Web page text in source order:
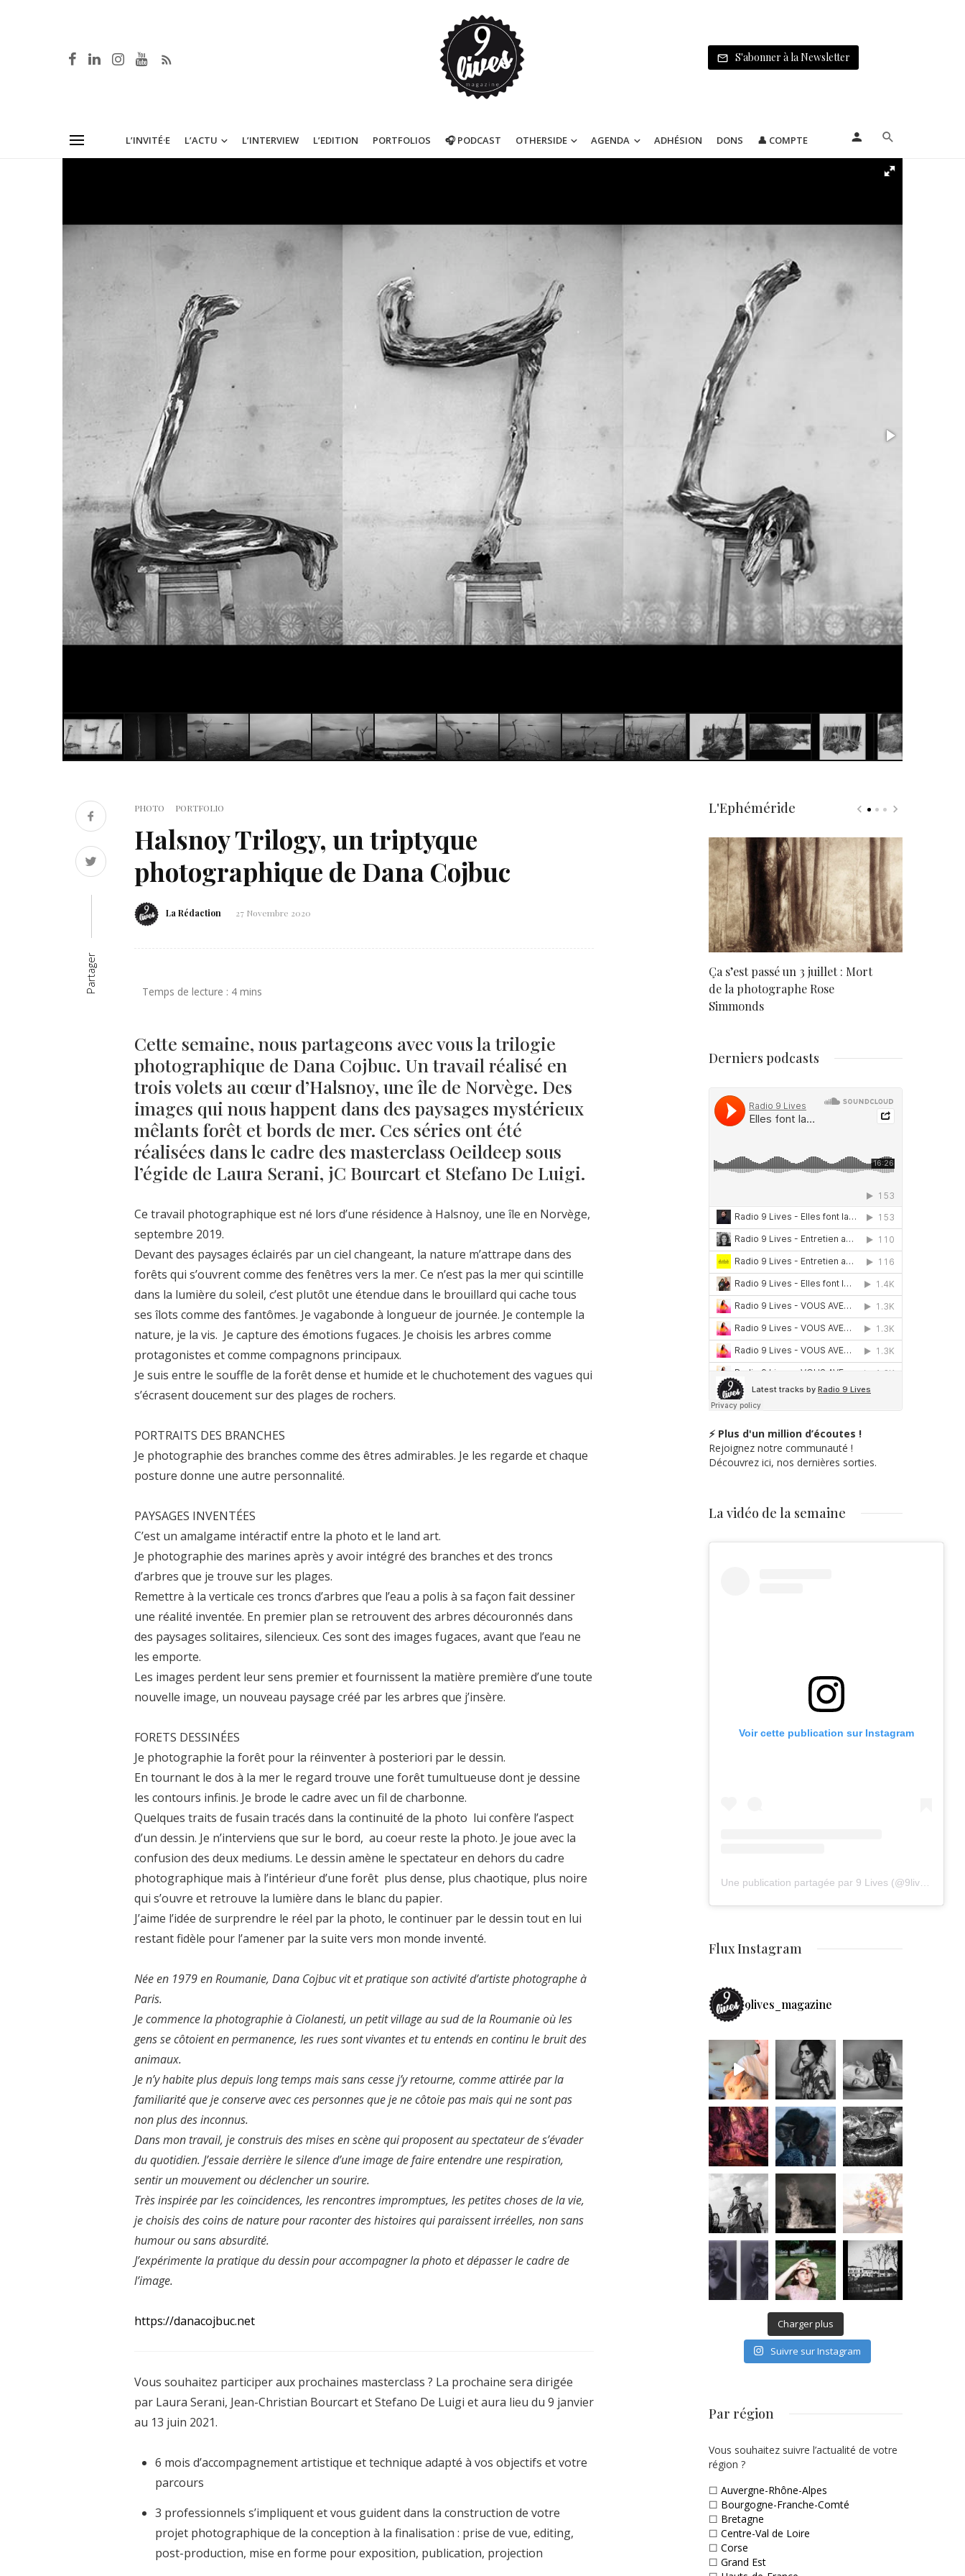
S'abonner à la Newsletter
L’INVITÉ·E L’ACTU L’INTERVIEW L’EDITION PORTFOLIOS 🎧 PODCAST OTHERSIDE AGENDA ADHÉSION DONS 👤 COMPTE
Partager
PHOTO PORTFOLIO
Halsnoy Trilogy, un triptyque
photographique de Dana Cojbuc
La Rédaction 27 Novembre 2020
Cette semaine, nous partageons avec vous la trilogie
photographique de Dana Cojbuc. Un travail réalisé en
trois volets au cœur d’Halsnoy, une île de Norvège. Des
images qui nous happent dans des paysages mystérieux
mêlants forêt et bords de mer. Ces séries ont été
réalisées dans le cadre des masterclass Oeildeep sous
l’égide de Laura Serani, jC Bourcart et Stefano De Luigi.
Ce travail photographique est né lors d’une résidence à Halsnoy, une île en Norvège,
septembre 2019.
Devant des paysages éclairés par un ciel changeant, la nature m’attrape dans des
forêts qui s’ouvrent comme des fenêtres vers la mer. Ce n’est pas la mer qui scintille
dans la lumière du soleil, c’est plutôt une étendue dans le brouillard qui cache tous
ses îlots comme des fantômes. Je vagabonde à longueur de journée. Je contemple la
nature, je la vis. Je capture des émotions fugaces. Je choisis les arbres comme
protagonistes et comme compagnons principaux.
Je suis entre le souffle de la forêt dense et humide et le chuchotement des vagues qui
s’écrasent doucement sur des plages de rochers.
PORTRAITS DES BRANCHES
Je photographie des branches comme des êtres admirables. Je les regarde et chaque
posture donne une autre personnalité.
PAYSAGES INVENTÉES
C’est un amalgame intéractif entre la photo et le land art.
Je photographie des marines après y avoir intégré des branches et des troncs
d’arbres que je trouve sur les plages.
Remettre à la verticale ces troncs d’arbres que l’eau a polis à sa façon fait dessiner
une réalité inventée. En premier plan se retrouvent des arbres découronnés dans
des paysages solitaires, silencieux. Ces sont des images fugaces, avant que l’eau ne
les emporte.
Les images perdent leur sens premier et fournissent la matière première d’une toute
nouvelle image, un nouveau paysage créé par les arbres que j’insère.
FORETS DESSINÉES
Je photographie la forêt pour la réinventer à posteriori par le dessin.
En tournant le dos à la mer le regard trouve une forêt tumultueuse dont je dessine
les contours infinis. Je brode le cadre avec un fil de charbonne.
Quelques traits de fusain tracés dans la continuité de la photo lui confère l’aspect
d’un dessin. Je n’interviens que sur le bord, au coeur reste la photo. Je joue avec la
confusion des deux mediums. Le dessin amène le spectateur en dehors du cadre
photographique mais à l’intérieur d’une forêt plus dense, plus chaotique, plus noire
qui s’ouvre et retrouve la lumière dans le blanc du papier.
J’aime l’idée de surprendre le réel par la photo, le continuer par le dessin tout en lui
restant fidèle pour l’amener par la suite vers mon monde inventé.
Née en 1979 en Roumanie, Dana Cojbuc vit et pratique son activité d’artiste photographe à
Paris.
Je commence la photographie à Ciolanesti, un petit village au sud de la Roumanie où les
gens se côtoient en permanence, les rues sont vivantes et tu entends en continu le bruit des
animaux.
Je n’y habite plus depuis long temps mais sans cesse j’y retourne, comme attirée par la
familiarité que je conserve avec ces personnes que je ne côtoie pas mais qui ne sont pas
non plus des inconnus.
Dans mon travail, je construis des mises en scène qui proposent au spectateur de s’évader
du quotidien. J’essaie derrière le silence d’une image de faire entendre une respiration,
sentir un mouvement ou déclencher un sourire.
Très inspirée par les coïncidences, les rencontres impromptues, les petites choses de la vie,
je choisis des coins de nature pour raconter des histoires qui paraissent irréelles, non sans
humour ou sans absurdité.
J’expérimente la pratique du dessin pour accompagner la photo et dépasser le cadre de
l’image.
https://danacojbuc.net
Vous souhaitez participer aux prochaines masterclass ? La prochaine sera dirigée
par Laura Serani, Jean-Christian Bourcart et Stefano De Luigi et aura lieu du 9 janvier
au 13 juin 2021.
6 mois d’accompagnement artistique et technique adapté à vos objectifs et votre
parcours
3 professionnels s’impliquent et vous guident dans la construction de votre
projet photographique de la conception à la finalisation : prise de vue, editing,
post-production, mise en forme pour exposition, publication, projection
L'Ephéméride
Ça s’est passé un 3 juillet : Mort
de la photographe Rose
Simmonds
Derniers podcasts
⚡ Plus d'un million d’écoutes !
Rejoignez notre communauté !
Découvrez ici, nos dernières sorties.
La vidéo de la semaine
Voir cette publication sur Instagram
Flux Instagram
9lives_magazine
Charger plus
Suivre sur Instagram
Par région
Vous souhaitez suivre l’actualité de votre
région ?
☐ Auvergne-Rhône-Alpes
☐ Bourgogne-Franche-Comté
☐ Bretagne
☐ Centre-Val de Loire
☐ Corse
☐ Grand Est